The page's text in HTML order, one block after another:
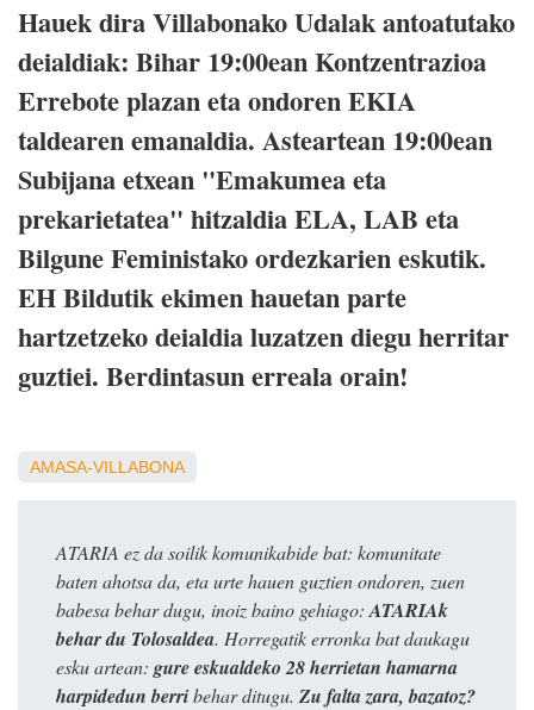
Hauek dira Villabonako Udalak antoatutako
deialdiak: Bihar 19:00ean Kontzentrazioa
Errebote plazan eta ondoren EKIA
taldearen emanaldia. Asteartean 19:00ean
Subijana etxean "Emakumea eta
prekarietatea" hitzaldia ELA, LAB eta
Bilgune Feministako ordezkarien eskutik.
EH Bildutik ekimen hauetan parte
hartzetzeko deialdia luzatzen diegu herritar
guztiei. Berdintasun erreala orain!
AMASA-VILLABONA
ATARIA ez da soilik komunikabide bat: komunitate
baten ahotsa da, eta urte hauen guztien ondoren, zuen
babesa behar dugu, inoiz baino gehiago: ATARIAk
behar du Tolosaldea. Horregatik erronka bat daukagu
esku artean: gure eskualdeko 28 herrietan hamarna
harpidedun berribehar ditugu. Zu falta zara, bazatoz?